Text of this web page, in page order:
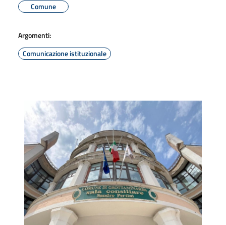
Comune
Argomenti:
Comunicazione istituzionale